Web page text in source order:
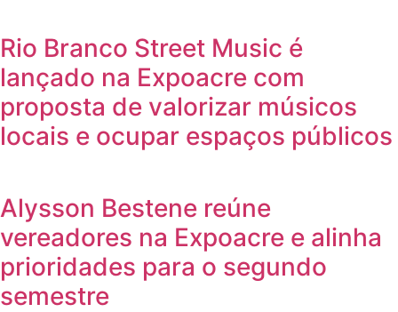
Rio Branco Street Music é
lançado na Expoacre com
proposta de valorizar músicos
locais e ocupar espaços públicos
Alysson Bestene reúne
vereadores na Expoacre e alinha
prioridades para o segundo
semestre